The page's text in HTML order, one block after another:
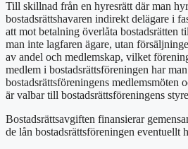
Till skillnad från en hyresrätt där man
bostadsrättshavaren indirekt delägare i
att mot betalning överlåta bostadsrätten
man inte lagfaren ägare, utan
av andel och medlemskap, vilket
medlem i bostadsrättsföreningen har
bostadsrättsföreningens medlemsmöten
är valbar till bostadsrättsföreningens
Bostadsrättsavgiften finansierar
de lån bostadsrättsföreningen eventuellt